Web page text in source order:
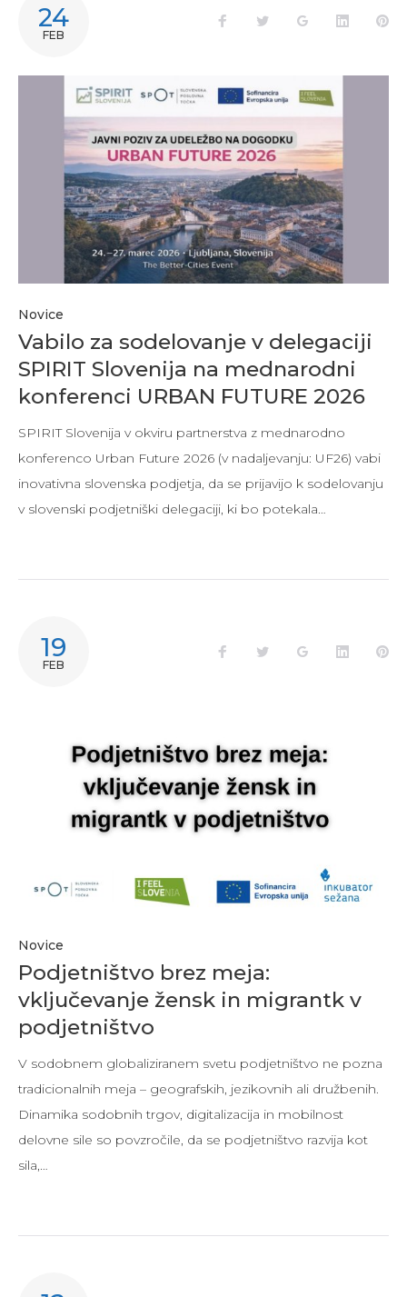
24
FEB
Novice
Vabilo za sodelovanje v delegaciji
SPIRIT Slovenija na mednarodni
konferenci URBAN FUTURE 2026
SPIRIT Slovenija v okviru partnerstva z mednarodno
konferenco Urban Future 2026 (v nadaljevanju: UF26) vabi
inovativna slovenska podjetja, da se prijavijo k sodelovanju
v slovenski podjetniški delegaciji, ki bo potekala…
19
FEB
Novice
Podjetništvo brez meja:
vključevanje žensk in migrantk v
podjetništvo
V sodobnem globaliziranem svetu podjetništvo ne pozn­a
tradicionalnih meja – geo­grafskih, jezikovnih ali družbenih.
Dinamika sodobnih trgov, digitalizacija in mobilnost
delovne sile so povzročile, da se podjetništvo razvija kot
sila,…